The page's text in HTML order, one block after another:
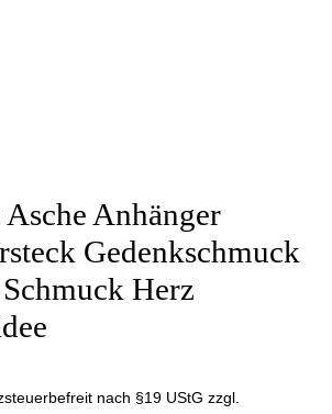
Anhänger
Gedenkschmuck
Herz
nach §19 UStG zzgl.